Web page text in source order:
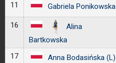
11 Gabriela Ponikowska
16
Alina
Bartkowska
17 Anna Bodasińska (L)